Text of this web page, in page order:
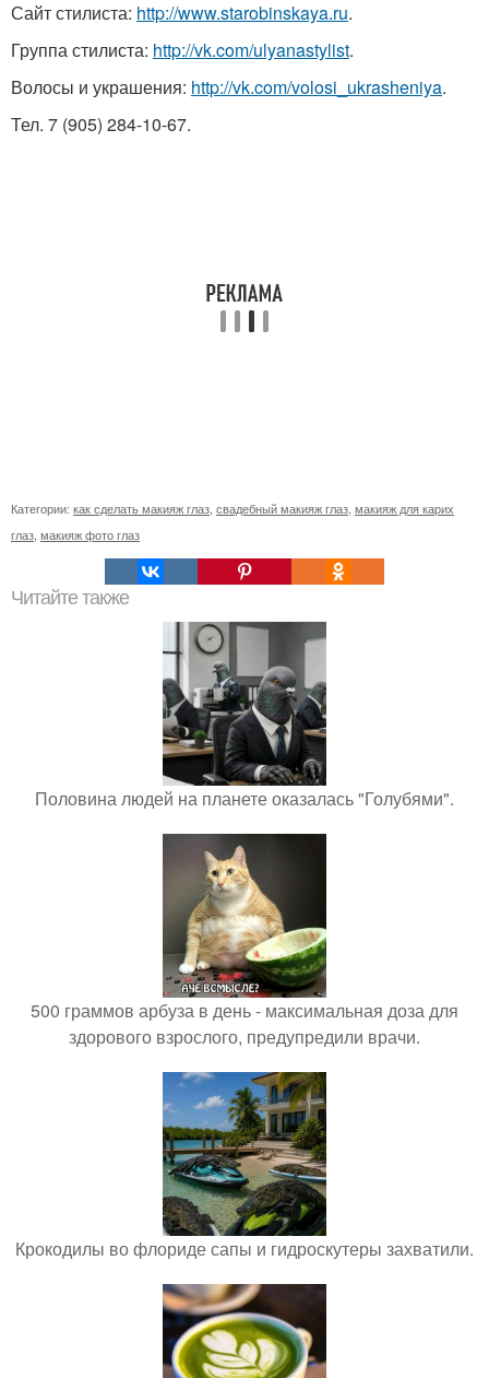
Сайт стилиста: http://www.starobinskaya.ru.
Группа стилиста: http://vk.com/ulyanastylist.
Волосы и украшения: http://vk.com/volosi_ukrasheniya.
Тел. 7 (905) 284-10-67.
Категории: как сделать макияж глаз свадебный макияж глаз макияж для карих
глаз макияж фото глаз
Читайте также
Половина людей на планете оказалась "Голубями".
500 граммов арбуза в день - максимальная доза для
здорового взрослого, предупредили врачи.
Крокодилы во флориде сапы и гидроскутеры захватили.